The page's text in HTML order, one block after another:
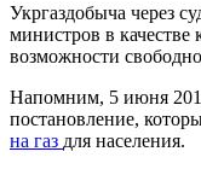
Укргаздобыча через
министров в качестве
возможности
Напомним, 5 июня
постановление,
на газ для населения.